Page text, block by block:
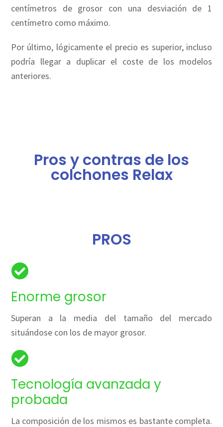
centímetros de grosor con una desviación de 1
centímetro como máximo.
Por último, lógicamente el precio es superior, incluso
podría llegar a duplicar el coste de los modelos
anteriores.
Pros y contras de los
colchones Relax
PROS
Enorme grosor
Superan a la media del tamaño del mercado
situándose con los de mayor grosor.
Tecnología avanzada y
probada
La composición de los mismos es bastante completa.